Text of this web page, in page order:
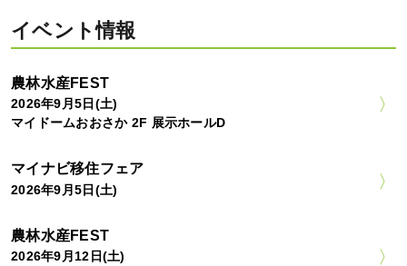
イベント情報
農林水産FEST
2026年9月5日(土)
マイドームおおさか 2F 展示ホールD
マイナビ移住フェア
2026年9月5日(土)
農林水産FEST
2026年9月12日(土)